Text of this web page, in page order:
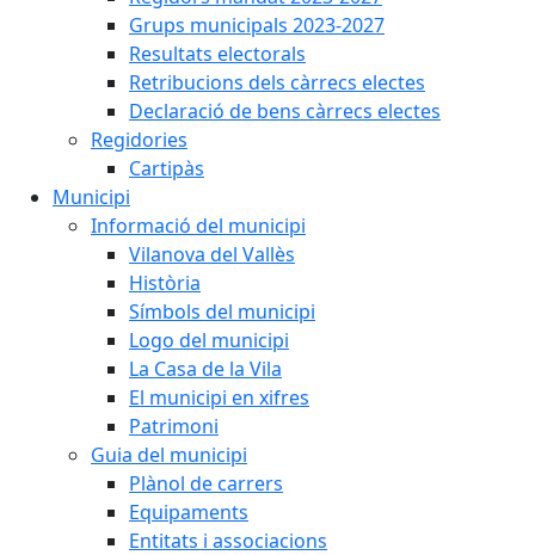
Grups municipals 2023-2027
Resultats electorals
Retribucions dels càrrecs electes
Declaració de bens càrrecs electes
Regidories
Cartipàs
Municipi
Informació del municipi
Vilanova del Vallès
Història
Símbols del municipi
Logo del municipi
La Casa de la Vila
El municipi en xifres
Patrimoni
Guia del municipi
Plànol de carrers
Equipaments
Entitats i associacions